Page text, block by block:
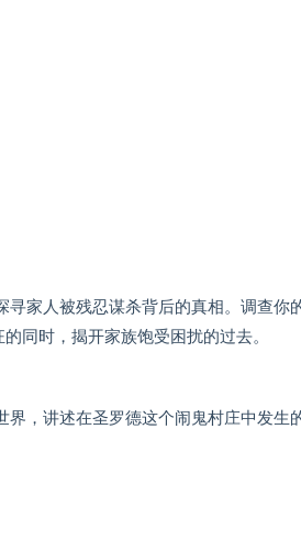
寻家人被残忍谋杀背后的真相。调查你
同时，揭开家族饱受困扰的过去。
界，讲述在圣罗德这个闹鬼村庄中发生